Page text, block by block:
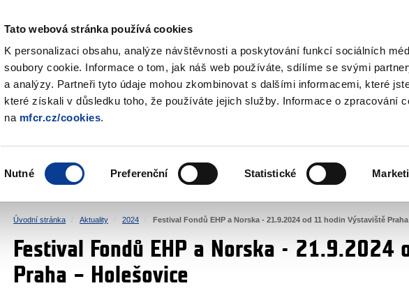
Tato webová stránka používá cookies
K personalizaci obsahu, analýze návštěvnosti a poskytování funkcí sociálních
soubory cookie. Informace o tom, jak náš web používáte, sdílíme se svými
a analýzy. Partneři tyto údaje mohou zkombinovat s dalšími informacemi, které
které získali v důsledku toho, že používáte jejich služby. Informace o zpracování
na mfcr.cz/cookies.
souhlasu
Nutné Preferenční Statistické
Fondy EHP a Norska
ŽIVOTNÍ PROSTŘEDÍ LIDSKÁ PRÁVA SPRAVEDLNOST
Úvodní stránka Aktuality 2024 Festival Fondů EHP a Norska - 21.9.2024 od 11 hodin Výstaviště
Festival Fondů EHP a Norska - 21.9.2024
Praha – Holešovice